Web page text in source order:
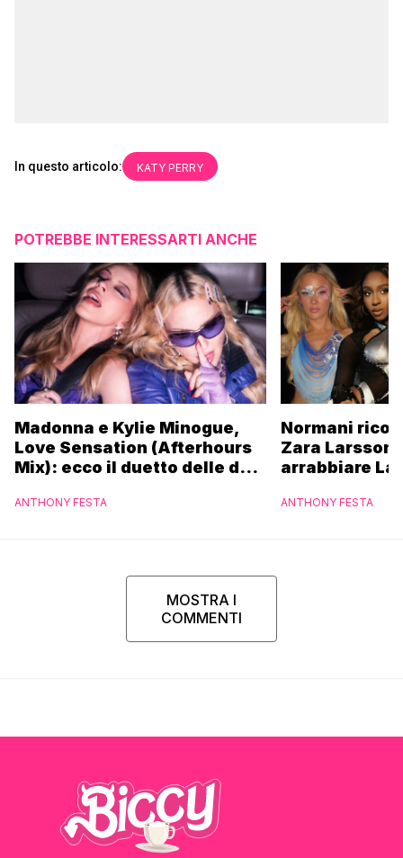
In questo articolo: KATY PERRY
POTREBBE INTERESSARTI ANCHE
Madonna e Kylie Minogue,
Love Sensation (Afterhours
Mix): ecco il duetto delle due
ANTHONY FESTA
Normani
Zara Larsson
arrabbiare
ANTHONY FESTA
MOSTRA I
COMMENTI